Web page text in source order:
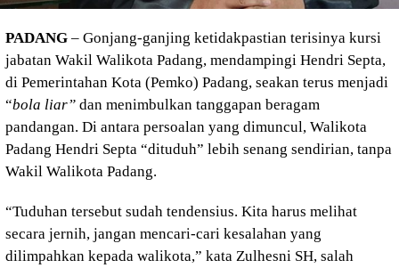
PADANG – Gonjang-ganjing ketidakpastian terisinya kursi
jabatan Wakil Walikota Padang, mendampingi Hendri Septa,
di Pemerintahan Kota (Pemko) Padang, seakan terus menjadi
“bola liar” dan menimbulkan tanggapan beragam
pandangan. Di antara persoalan yang dimuncul, Walikota
Padang Hendri Septa “dituduh” lebih senang sendirian, tanpa
Wakil Walikota Padang.
“Tuduhan tersebut sudah tendensius. Kita harus melihat
secara jernih, jangan mencari-cari kesalahan yang
dilimpahkan kepada walikota,” kata Zulhesni SH, salah